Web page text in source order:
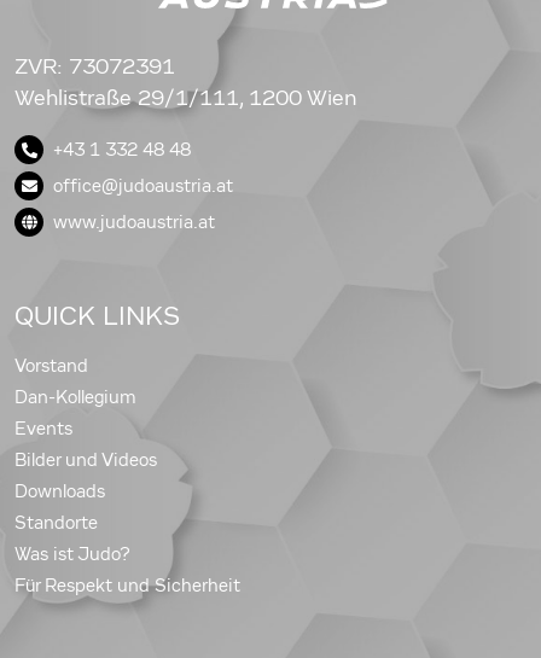
ZVR: 73072391
Wehlistraße 29/1/111, 1200 Wien
+43 1 332 48 48
office@judoaustria.at
www.judoaustria.at
QUICK LINKS
Vorstand
Dan-Kollegium
Events
Bilder und Videos
Downloads
Standorte
Was ist Judo?
Für Respekt und Sicherheit